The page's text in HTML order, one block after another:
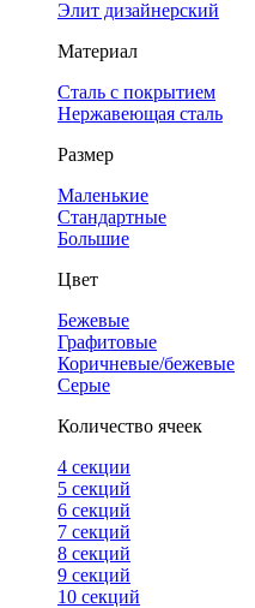
Элит дизайнерский
Материал
Сталь с покрытием
Нержавеющая сталь
Размер
Маленькие
Стандартные
Большие
Цвет
Бежевые
Графитовые
Коричневые/бежевые
Серые
Количество ячеек
4 cекции
5 секций
6 секций
7 секций
8 секций
9 секций
10 секций